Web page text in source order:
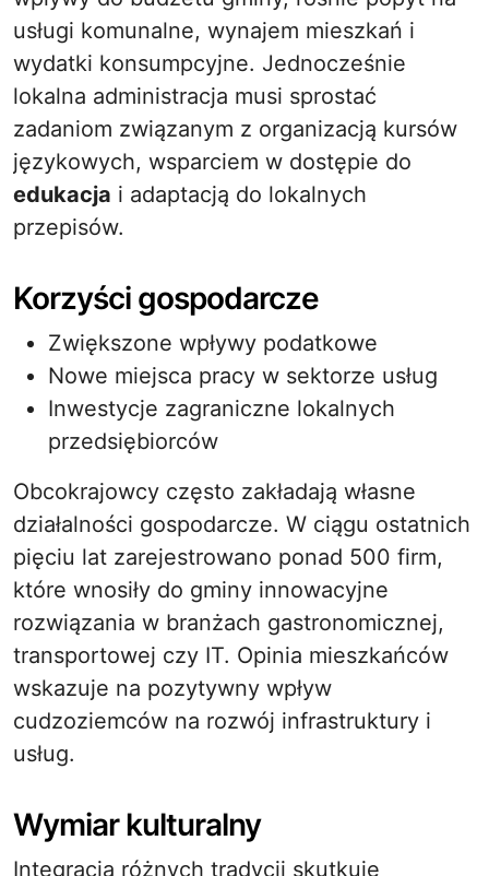
usługi komunalne, wynajem mieszkań i
wydatki konsumpcyjne. Jednocześnie
lokalna administracja musi sprostać
zadaniom związanym z organizacją kursów
językowych, wsparciem w dostępie do
edukacja i adaptacją do lokalnych
przepisów.
Korzyści gospodarcze
Zwiększone wpływy podatkowe
Nowe miejsca pracy w sektorze usług
Inwestycje zagraniczne lokalnych
przedsiębiorców
Obcokrajowcy często zakładają własne
działalności gospodarcze. W ciągu ostatnich
pięciu lat zarejestrowano ponad 500 firm,
które wnosiły do gminy innowacyjne
rozwiązania w branżach gastronomicznej,
transportowej czy IT. Opinia mieszkańców
wskazuje na pozytywny wpływ
cudzoziemców na rozwój infrastruktury i
usług.
Wymiar kulturalny
Integracja różnych tradycji skutkuje